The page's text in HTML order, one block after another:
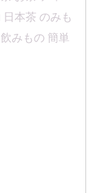
本茶 のみも
みもの 簡単